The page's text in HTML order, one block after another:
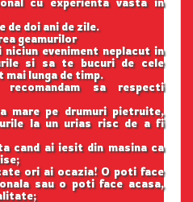
de doi ani de zile.
geamurilor
eveniment neplacut in
si sa te bucuri de cele
mai lunga de timp.
sa respecti
mare pe drumuri pietruite,
la un urias risc de a fi
cand ai iesit din masina ca
ori ai ocazia! O poti face
sau o poti face acasa,